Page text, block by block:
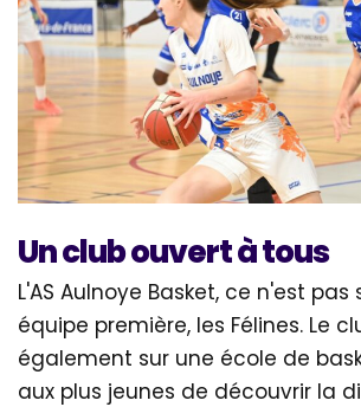
Un club ouvert à tous
L'AS Aulnoye Basket, ce n'est
équipe première, les Félines. Le
également sur une école de
aux plus jeunes de découvrir la